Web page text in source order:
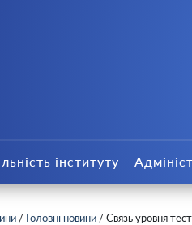
інституту
/ Головні новини /Связь уровня